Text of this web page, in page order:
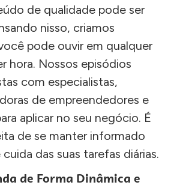
de qualidade pode ser
nisso, criamos
pode ouvir em qualquer
hora. Nossos episódios
com especialistas,
de empreendedores e
aplicar no seu negócio. É
de se manter informado
das suas tarefas diárias.
de Forma Dinâmica e